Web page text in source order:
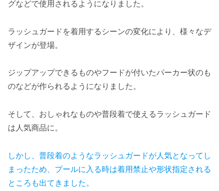
グなどで使用されるようになりました。
ラッシュガードを着用するシーンの変化により、様々なデ
ザインが登場。
ジップアップできるものやフードが付いたパーカー状のも
のなどが作られるようになりました。
そして、おしゃれなものや普段着で使えるラッシュガード
は人気商品に。
しかし、普段着のようなラッシュガードが人気となってし
まったため、プールに入る時は着用禁止や形状指定される
ところも出てきました。